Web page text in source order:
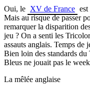
Oui, le XV de France
Mais au risque de passer
remarquer la disparition
jeu ? On a senti les
assauts anglais. Temps de
Bien loin des standards
Bleus ne jouait pas le
La mêlée anglaise